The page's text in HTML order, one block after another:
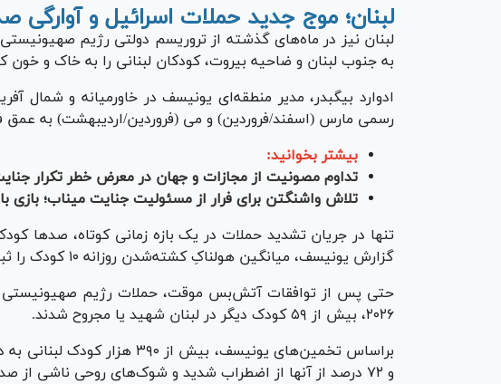
لبنان؛ موج جدید حملات اسرائیل و آوارگی
لبنان نیز در ماه‌های گذشته از تروریسم دولتی رژیم
به جنوب لبنان و ضاحیه بیروت، کودکان لبنانی را به خاک و
ادوارد بیگبدر، مدیر منطقه‌ای یونیسف در خاورمیانه و شمال
رسمی مارس (اسفند/فروردین) و می (فروردین/اردیبهشت) به عمق
بیشتر بخوانید:
تداوم مصونیت از مجازات و جهان در معرض خطر تکرار
تلاش واشنگتن برای فرار از مسئولیت جنایت میناب؛
تنها در جریان تشدید حملات در یک بازه زمانی کوتاه، صد‌ها
گزارش یونیسف، میانگین هولناکِ کشته‌شدن روزانه ۱۰ کودک را ثبت کرده است.
حتی پس از توافقات آتش‌بس موقت، حملات رژیم صهیونیستی
۲۰۲۶، بیش از ۵۹ کودک دیگر در لبنان شهید یا مجروح شدند.
براساس تخمین‌های یونیسف، بیش از
و ۷۲ درصد از آنها از اضطراب شدید و شوک‌های روحی ناشی از صدای انفجار‌ها رنج می‌برند.